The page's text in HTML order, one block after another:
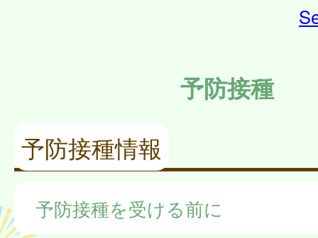
予防接種
予防接種情報
予防接種を受ける前に